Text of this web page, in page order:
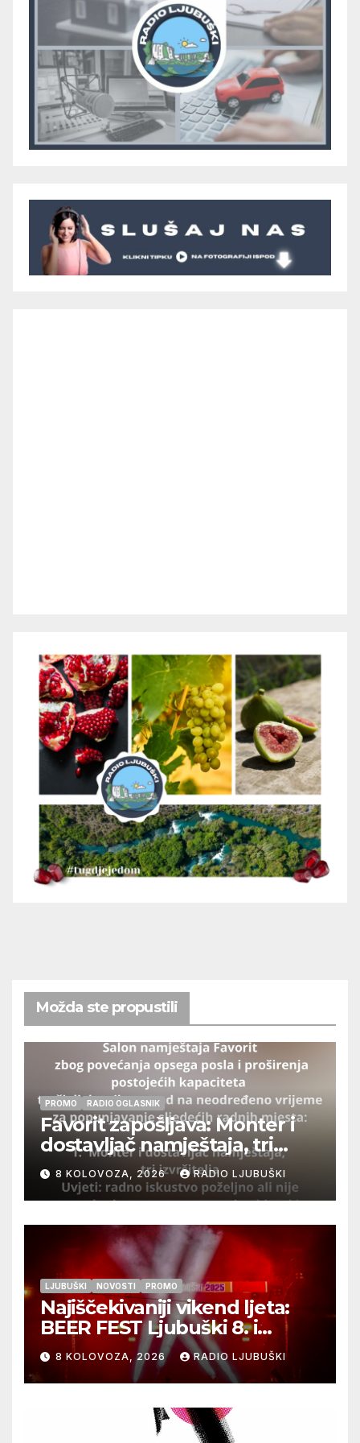
Možda ste propustili
PROMO RADIO OGLASNIK
Favorit zapošljava: Monter i
dostavljač namještaja, tri
izvršitelja
8 KOLOVOZA, 2026 RADIO LJUBUŠKI
LJUBUŠKI NOVOSTI PROMO
Najiščekivaniji vikend ljeta:
BEER FEST Ljubuški 8. i
9.kolovoza
8 KOLOVOZA, 2026 RADIO LJUBUŠKI